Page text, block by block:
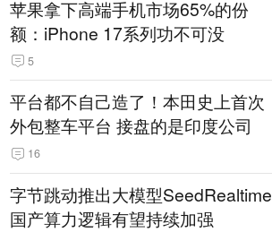
苹果拿下高端手机市场65%的份
额：iPhone 17系列功不可没
5
平台都不自己造了！本田史上首次
外包整车平台 接盘的是印度公司
16
字节跳动推出大模型SeedRealtime
国产算力逻辑有望持续加强